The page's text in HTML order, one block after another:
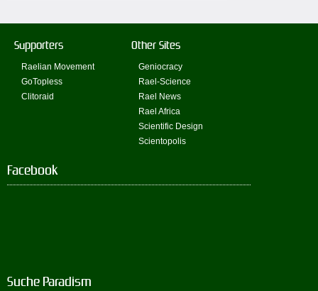
Supporters
Raelian Movement
GoTopless
Clitoraid
Other Sites
Geniocracy
Rael-Science
Rael News
Rael Africa
Scientific Design
Scientopolis
Facebook
Suche Paradism